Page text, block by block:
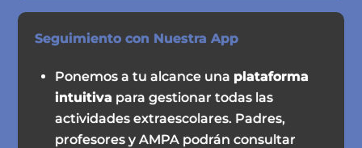
Seguimiento con Nuestra App
Ponemos a tu alcance una plataforma
intuitiva para gestionar todas las
actividades extraescolares. Padres,
profesores y AMPA podrán consultar